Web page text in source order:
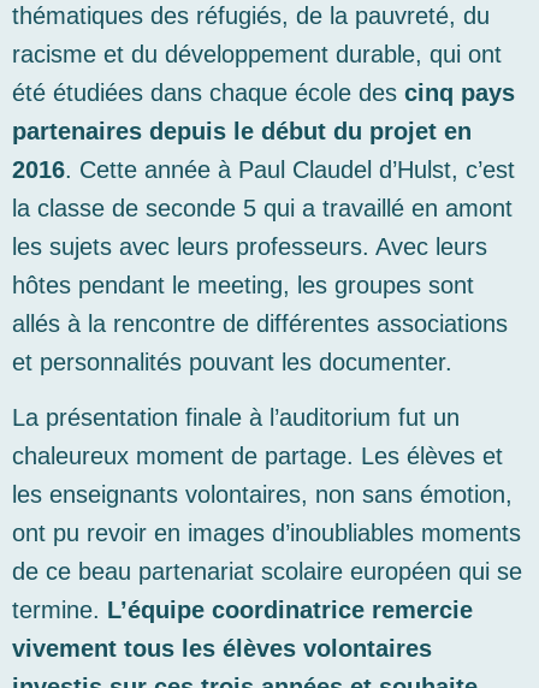
thématiques des réfugiés, de la pauvreté, du
racisme et du développement durable, qui ont
été étudiées dans chaque école des cinq pays
partenaires depuis le début du projet en
2016. Cette année à Paul Claudel d’Hulst, c’est
la classe de seconde 5 qui a travaillé en amont
les sujets avec leurs professeurs. Avec leurs
hôtes pendant le meeting, les groupes sont
allés à la rencontre de différentes associations
et personnalités pouvant les documenter.
La présentation finale à l’auditorium fut un
chaleureux moment de partage. Les élèves et
les enseignants volontaires, non sans émotion,
ont pu revoir en images d’inoubliables moments
de ce beau partenariat scolaire européen qui se
termine. L’équipe coordinatrice remercie
vivement tous les élèves volontaires